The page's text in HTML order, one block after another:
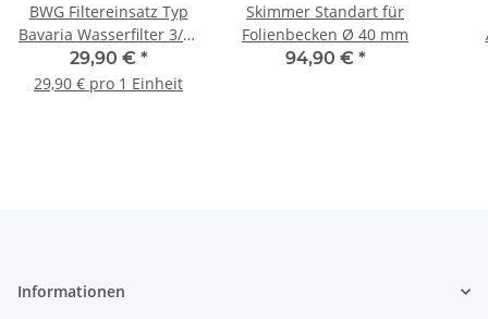
BWG Filtereinsatz Typ
Bavaria Wasserfilter 3/4"
1 1/4" 90 µm Ersatzfilter
29,90 € *
29,90 € pro 1 Einheit
Skimmer Standart für
Folienbecken Ø 40 mm
94,90 € *
Informationen